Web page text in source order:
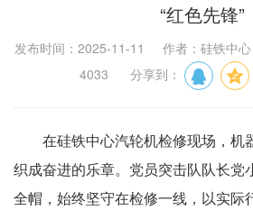
“红色先锋”
发布时间：2025-11-11 作者：硅铁中
4033 分享到：
在硅铁中心汽轮机检修现场，机
织成奋进的乐章。党员突击队队长党
全帽，始终坚守在检修一线，以实际